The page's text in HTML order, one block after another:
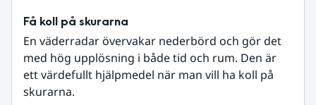
Få koll på skurarna
En väderradar övervakar nederbörd och gör det
med hög upplösning i både tid och rum. Den är
ett värdefullt hjälpmedel när man vill ha koll på
skurarna.